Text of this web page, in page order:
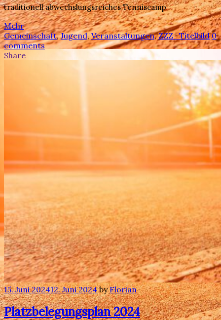
traditionell abwechslungsreiches Tenniscamp
Mehr
Gemeinschaft,Jugend,Veranstaltungen,ZZZ_Titelbild 0
comments
Share
15. Juni 202412. Juni 2024byFlorian
Platzbelegungsplan 2024